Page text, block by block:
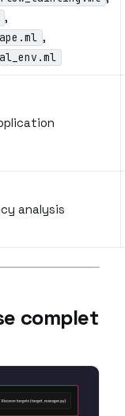
,
,
analysis
complet